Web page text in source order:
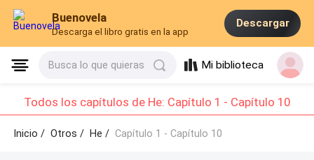
Buenovela
Descarga el libro gratis en la app
Descargar
Busca lo que quieras Mi biblioteca
Todos los capítulos de He: Capítulo 1 - Capítulo 10
Inicio / Otros/He / Capítulo 1 - Capítulo 10